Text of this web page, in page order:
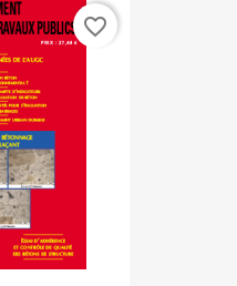
favorite_border